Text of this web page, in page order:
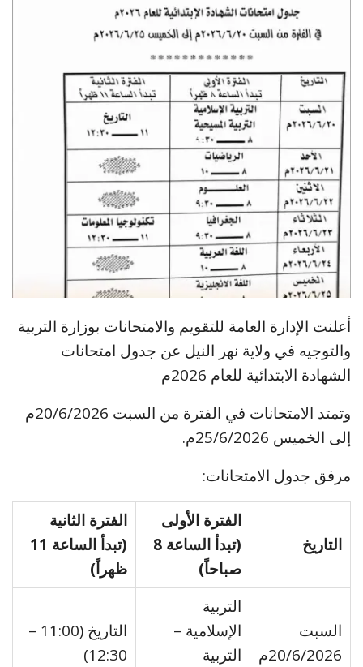
أعلنت الإدارة العامة للتقويم والامتحانات بوزارة التربية
والتوجيه في ولاية نهر النيل عن جدول امتحانات
الشهادة الابتدائية للعام 2026م
وتمتد الامتحانات في الفترة من السبت 20/6/2026م
إلى الخميس 25/6/2026م.
مرفق جدول الامتحانات:
التاريخ
الفترة الأولى
(تبدأ الساعة 8
صباحاً)
الفترة الثانية
(تبدأ الساعة 11
ظهراً)
السبت
20/6/2026م
التربية
الإسلامية –
التربية
التاريخ (11:00 –
12:30)